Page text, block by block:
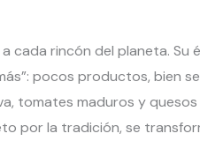
cada rincón del planeta. Su
pocos productos, bien
tomates maduros y
por la tradición, se